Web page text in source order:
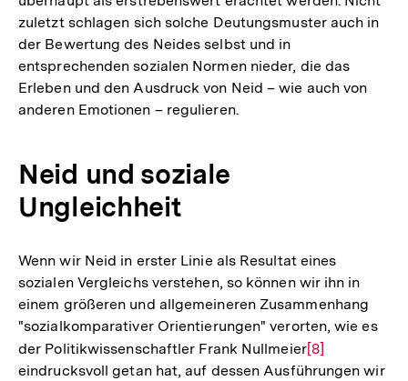
zuletzt schlagen sich solche Deutungsmuster auch in
der Bewertung des Neides selbst und in
entsprechenden sozialen Normen nieder, die das
Erleben und den Ausdruck von Neid – wie auch von
anderen Emotionen – regulieren.
Neid und soziale
Ungleichheit
Wenn wir Neid in erster Linie als Resultat eines
sozialen Vergleichs verstehen, so können wir ihn in
einem größeren und allgemeineren Zusammenhang
"sozialkomparativer Orientierungen" verorten, wie es
der Politikwissenschaftler Frank NullmeierZur
Auflösung
[8]
eindrucksvoll getan hat, auf dessen Ausführungen wir